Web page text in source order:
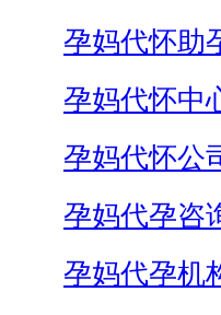
孕妈代怀助
孕妈代怀中
孕妈代怀公
孕妈代孕咨
孕妈代孕机